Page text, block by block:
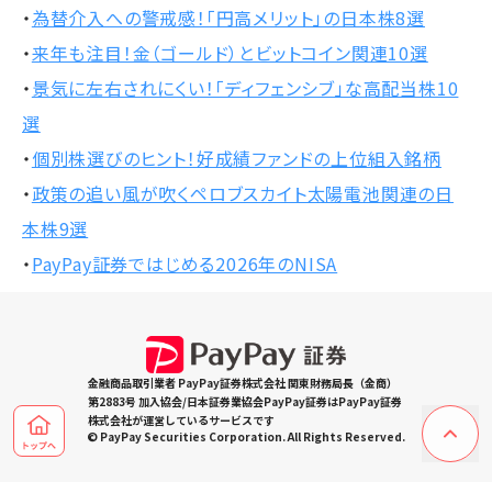
・為替介入への警戒感！「円高メリット」の日本株8選
・来年も注目！金（ゴールド）とビットコイン関連10選
・景気に左右されにくい！「ディフェンシブ」な高配当株10
選
・個別株選びのヒント！好成績ファンドの上位組入銘柄
・政策の追い風が吹くペロブスカイト太陽電池関連の日
本株9選
・PayPay証券ではじめる2026年のNISA
金融商品取引業者 PayPay証券株式会社 関東財務局長（金商）
第2883号 加入協会/日本証券業協会PayPay証券はPayPay証券
株式会社が運営しているサービスです
© PayPay Securities Corporation. All Rights Reserved.